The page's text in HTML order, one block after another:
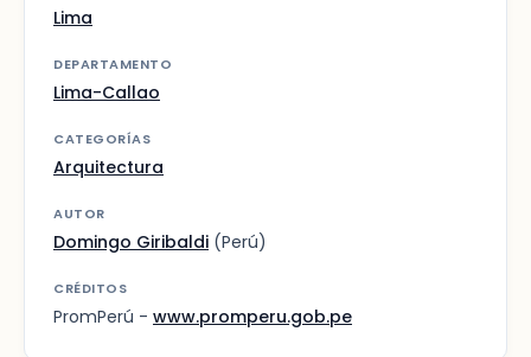
Lima
DEPARTAMENTO
Lima-Callao
CATEGORÍAS
Arquitectura
AUTOR
Domingo Giribaldi (Perú)
CRÉDITOS
PromPerú - www.promperu.gob.pe